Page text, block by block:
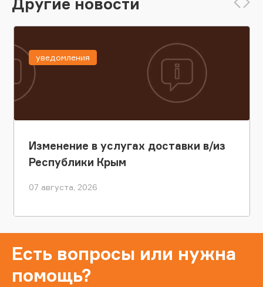
Изменение в услугах доставки в/из
Республики Крым
07 августа, 2026
уведомления
Есть вопросы или нужна
помощь?